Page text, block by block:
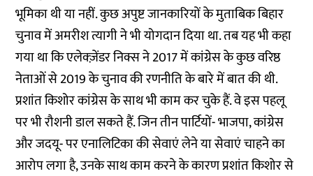
भूमिका थी या नहीं. कुछ अपुष्ट जानकारियों के मुताबिक बिहार
चुनाव में अमरीश त्यागी ने भी योगदान दिया था. तब यह भी कहा
गया था कि एलेक्ज़ेंडर निक्स ने 2017 में कांग्रेस के कुछ वरिष्ठ
नेताओं से 2019 के चुनाव की रणनीति के बारे में बात की थी.
प्रशांत किशोर कांग्रेस के साथ भी काम कर चुके हैं. वे इस पहलू
पर भी रौशनी डाल सकते हैं.जिन तीन पार्टियों- भाजपा, कांग्रेस
और जदयू- पर एनालिटिका की सेवाएं लेने या सेवाएं चाहने का
आरोप लगा है, उनके साथ काम करने के कारण प्रशांत किशोर से